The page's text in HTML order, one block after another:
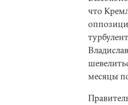
что
месяцы